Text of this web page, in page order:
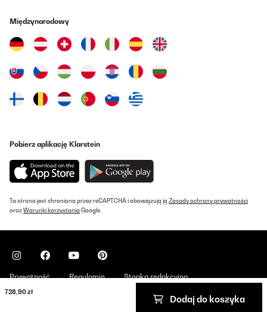
728,90 zł
Dodaj do koszyka
Międzynarodowy
Pobierz aplikację Klarstein
Ta strona jest chroniona przez reCAPTCHA i obowiązują ją Zasady ochrony prywatności
orazWarunki korzystania Google.
Prywatność Regulamin Stopka redakcyjna
Copyright © 2026 Klarstein. All rights reserved